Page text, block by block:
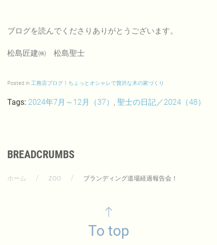
ブログを読んでくださりありがとうございます。
松島匠建㈱ 松島聖士
Posted in 工務店ブログ！ちょっとオシャレで贅沢な木の家づくり
Tags: 2024年7月～12月（37） , 聖士の日記／2024（48）
BREADCRUMBS
ホーム ZOO ブランディング道場経過報告会！
To top